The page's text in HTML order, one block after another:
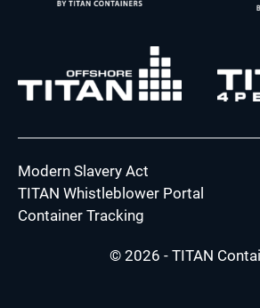
Modern Slavery Act
TITAN Whistleblower Portal
Container Tracking
© 2026 - TITAN